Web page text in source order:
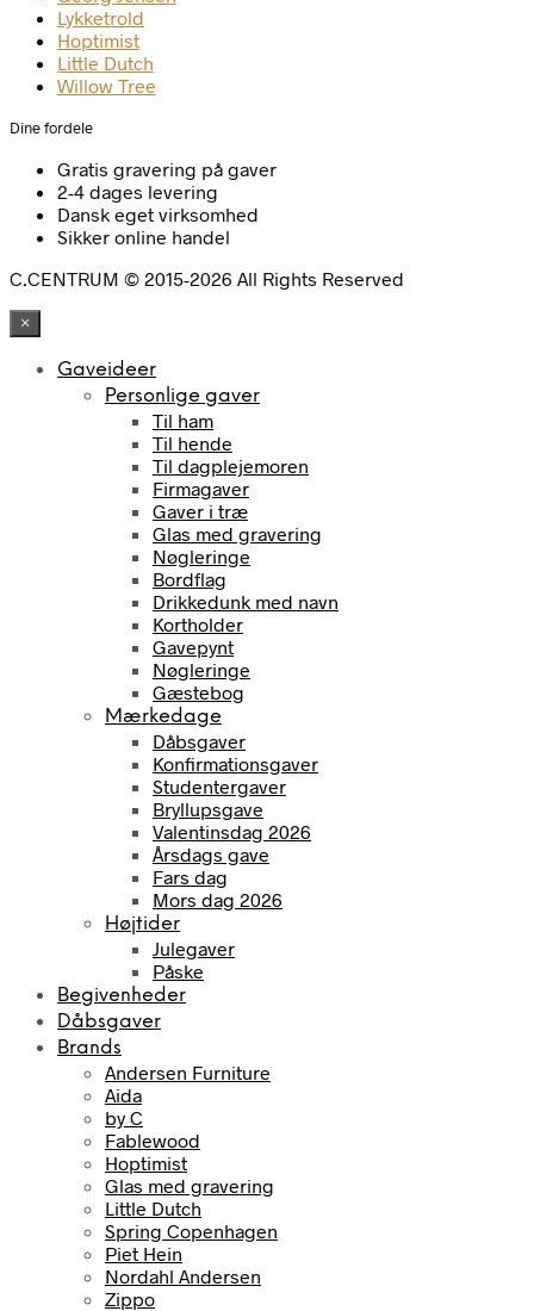
Lykketrold
Hoptimist
Little Dutch
Willow Tree
Dine fordele
Gratis gravering på gaver
2-4 dages levering
Dansk eget virksomhed
Sikker online handel
C.CENTRUM © 2015-2026 All Rights Reserved
×
Gaveideer
Personlige gaver
Til ham
Til hende
Til dagplejemoren
Firmagaver
Gaver i træ
Glas med gravering
Nøgleringe
Bordflag
Drikkedunk med navn
Kortholder
Gavepynt
Nøgleringe
Gæstebog
Mærkedage
Dåbsgaver
Konfirmationsgaver
Studentergaver
Bryllupsgave
Valentinsdag 2026
Årsdags gave
Fars dag
Mors dag 2026
Højtider
Julegaver
Påske
Begivenheder
Dåbsgaver
Brands
Andersen Furniture
Aida
by C
Fablewood
Hoptimist
Glas med gravering
Little Dutch
Spring Copenhagen
Piet Hein
Nordahl Andersen
Zippo